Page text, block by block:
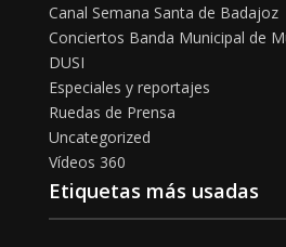
Canal Semana Santa de Badajoz
Conciertos Banda Municipal de
DUSI
Especiales y reportajes
Ruedas de Prensa
Uncategorized
Vídeos 360
Etiquetas más usadas